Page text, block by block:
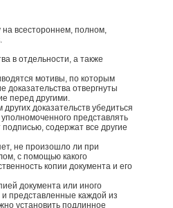
на всестороннем, полном,
в отдельности, а также
мотивы, по которым
доказательства отвергнуты
перед другими.
доказательств убедиться
представлять
содержат все другие
не произошло ли при
с помощью какого
копии документа и его
документа или иного
и представленные каждой из
установить подлинное